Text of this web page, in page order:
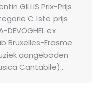
GILLIS Prix-Prijs
C 1ste prijs
ex
Bruxelles-Erasme
aangeboden
Cantabile)…